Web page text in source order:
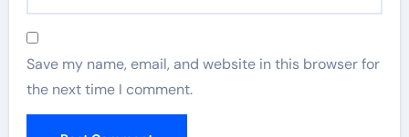
Save my name, email, and website in this browser for
the next time I comment.